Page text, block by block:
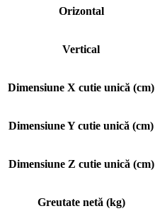
Orizontal
Vertical
Dimensiune X cutie unică (cm)
Dimensiune Y cutie unică (cm)
Dimensiune Z cutie unică (cm)
Greutate netă (kg)